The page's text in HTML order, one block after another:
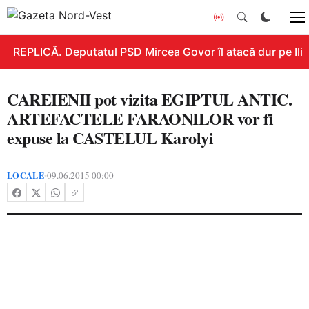
REPLICĂ. Deputatul PSD Mircea Govor îl atacă dur pe
CAREIENII pot vizita EGIPTUL ANTIC.
ARTEFACTELE FARAONILOR vor fi
expuse la CASTELUL Karolyi
LOCALE•09.06.2015 00:00